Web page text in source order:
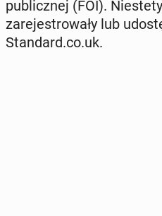
pu­blicz­nej (FOI).
za­re­je­stro­wa­ły lub
Stan­dard.co.uk.